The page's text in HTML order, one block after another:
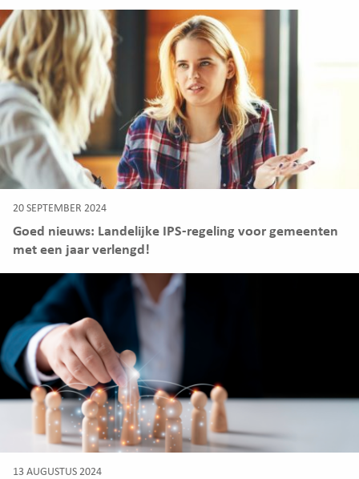
20 SEPTEMBER 2024
Goed nieuws: Landelijke IPS-regeling voor gemeenten
met een jaar verlengd!
13 AUGUSTUS 2024